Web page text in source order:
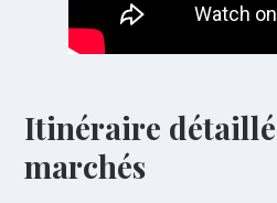
Itinéraire détaillé
marchés